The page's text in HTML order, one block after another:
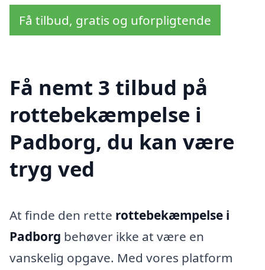
Få tilbud, gratis og uforpligtende
Få nemt 3 tilbud på
rottebekæmpelse i
Padborg, du kan være
tryg ved
At finde den rette rottebekæmpelse i
Padborg behøver ikke at være en
vanskelig opgave. Med vores platform